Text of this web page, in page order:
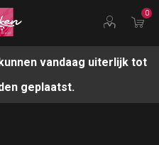
0
vandaag uiterlijk tot
geplaatst.